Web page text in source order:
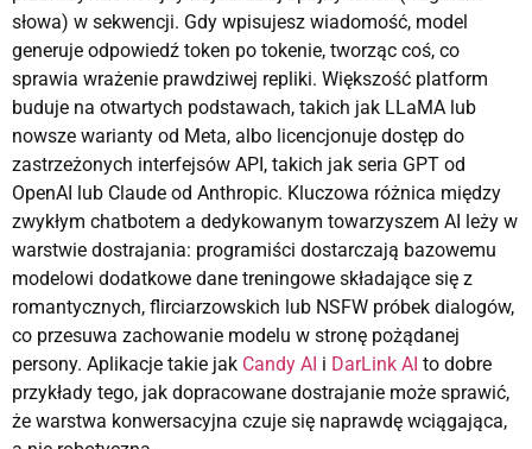
słowa) w sekwencji. Gdy wpisujesz wiadomość, model
generuje odpowiedź token po tokenie, tworząc coś, co
sprawia wrażenie prawdziwej repliki. Większość platform
buduje na otwartych podstawach, takich jak LLaMA lub
nowsze warianty od Meta, albo licencjonuje dostęp do
zastrzeżonych interfejsów API, takich jak seria GPT od
OpenAI lub Claude od Anthropic. Kluczowa różnica między
zwykłym chatbotem a dedykowanym towarzyszem AI leży w
warstwie dostrajania: programiści dostarczają bazowemu
modelowi dodatkowe dane treningowe składające się z
romantycznych, flirciarzowskich lub NSFW próbek dialogów,
co przesuwa zachowanie modelu w stronę pożądanej
persony. Aplikacje takie jak Candy AI i DarLink AI to dobre
przykłady tego, jak dopracowane dostrajanie może sprawić,
że warstwa konwersacyjna czuje się naprawdę wciągająca,